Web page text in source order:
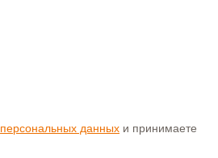
персональных данных и принимаете